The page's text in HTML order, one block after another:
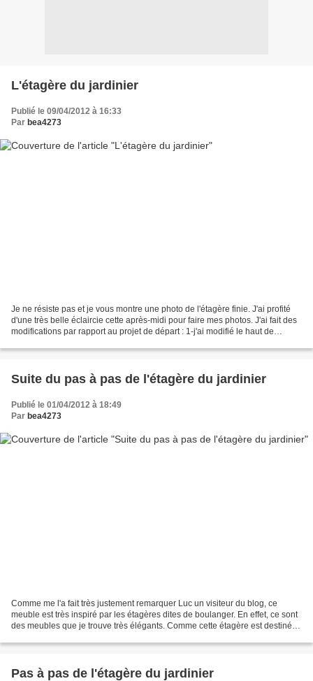
L'étagère du jardinier
Publié le 09/04/2012 à 16:33
Par bea4273
Je ne résiste pas et je vous montre une photo de l'étagère finie. J'ai profité
d'une très belle éclaircie cette après-midi pour faire mes photos. J'ai fait des
modifications par rapport au projet de départ : 1-j'ai modifié le haut de
Suite du pas à pas de l'étagère du jardinier
Publié le 01/04/2012 à 18:49
Par bea4273
Comme me l'a fait très justement remarquer Luc un visiteur du blog, ce
meuble est très inspiré par les étagères dites de boulanger. En effet, ce sont
des meubles que je trouve très élégants. Comme cette étagère est destinée
Pas à pas de l'étagère du jardinier